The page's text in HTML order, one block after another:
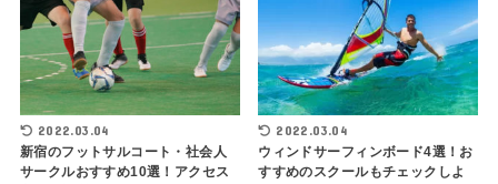
2022.03.04
新宿のフットサルコート・社会人
サークルおすすめ10選！アクセス
2022.03.04
ウィンドサーフィンボード4選！お
すすめのスクールもチェックしよ